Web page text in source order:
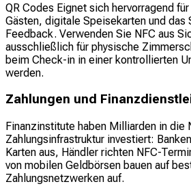
QR Codes Eignet sich hervorragend
Gästen, digitale Speisekarten und das
Feedback. Verwenden Sie NFC aus
ausschließlich für physische
beim Check-in in einer kontrollierten
werden.
Zahlungen und
Finanzinstitute haben Milliarden in die
Zahlungsinfrastruktur investiert:
Karten aus, Händler richten NFC-
von mobilen Geldbörsen bauen auf
Zahlungsnetzwerken auf.